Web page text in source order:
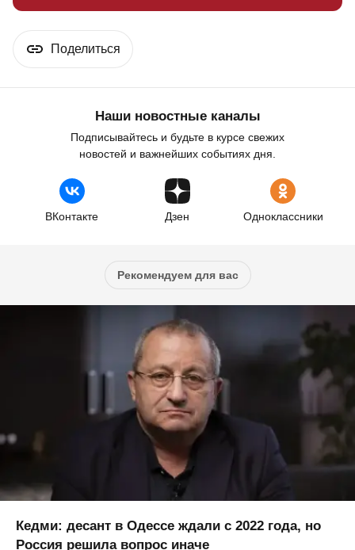
Поделиться
Наши новостные каналы
Подписывайтесь и будьте в курсе свежих
новостей и важнейших событиях дня.
ВКонтакте Дзен Одноклассники
Рекомендуем для вас
Кедми: десант в Одессе ждали с 2022 года, но
Россия решила вопрос иначе